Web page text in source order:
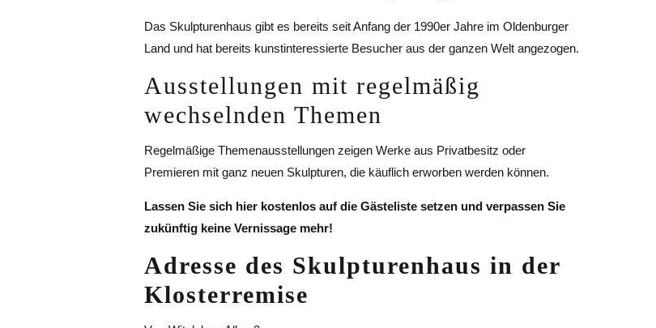
Das Skulpturenhaus gibt es bereits seit Anfang der 1990er Jahre im Oldenburger
Land und hat bereits kunstinteressierte Besucher aus der ganzen Welt angezogen.
Ausstellungen mit regelmäßig
wechselnden Themen
Regelmäßige Themenausstellungen zeigen Werke aus Privatbesitz oder
Premieren mit ganz neuen Skulpturen, die käuflich erworben werden können.
Lassen Sie sich hier kostenlos auf die Gästeliste setzen und verpassen Sie
zukünftig keine Vernissage mehr!
Adresse des Skulpturenhaus in der
Klosterremise